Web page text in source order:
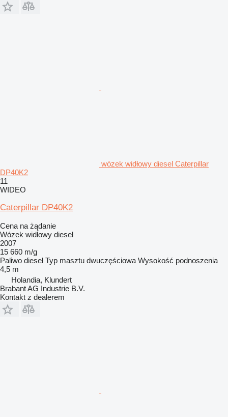
wózek widłowy diesel Caterpillar
DP40K2
11
WIDEO
Caterpillar DP40K2
Cena na żądanie
Wózek widłowy diesel
2007
15 660 m/g
Paliwo diesel Typ masztu dwuczęściowa Wysokość podnoszenia
4,5 m
Holandia, Klundert
Brabant AG Industrie B.V.
Kontakt z dealerem